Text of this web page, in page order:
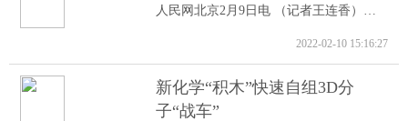
2022-02-10 15:16:27
新化学“积木”快速自组3D分
子“战车”